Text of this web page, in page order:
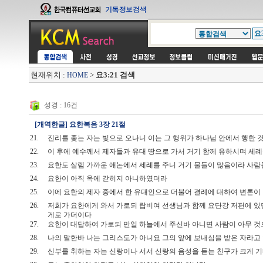
현재위치 : HOME > 요3:21 검색
성경 : 16건
[개역한글] 요한복음 3장 21절
21.
진리를 좇는 자는 빛으로 오나니 이는 그 행위가 하나님 안에서 행한
22.
이 후에 예수께서 제자들과 유대 땅으로 가서 거기 함께 유하시며 세
23.
요한도 살렘 가까운 애논에서 세례를 주니 거기 물들이 많음이라 사
24.
요한이 아직 옥에 갇히지 아니하였더라
25.
이에 요한의 제자 중에서 한 유대인으로 더불어 결례에 대하여 변론
26.
저희가 요한에게 와서 가로되 랍비여 선생님과 함께 요단강 저편에
게로 가더이다
27.
요한이 대답하여 가로되 만일 하늘에서 주신바 아니면 사람이 아무
28.
나의 말한바 나는 그리스도가 아니요 그의 앞에 보내심을 받은 자라
29.
신부를 취하는 자는 신랑이나 서서 신랑의 음성을 듣는 친구가 크게